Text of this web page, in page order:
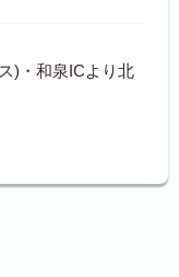
)・和泉ICより北